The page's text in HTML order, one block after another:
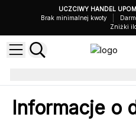
UCZCIWY HANDEL
Brak minimalnej kwoty
Zniżki
Informacje o